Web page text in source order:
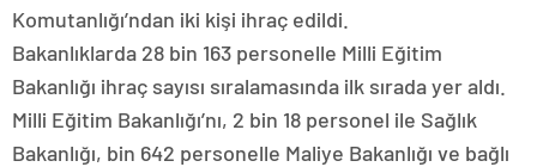
Komutanlığı’ndan iki kişi ihraç edildi.
Bakanlıklarda 28 bin 163 personelle Milli Eğitim
Bakanlığı ihraç sayısı sıralamasında ilk sırada yer aldı.
Milli Eğitim Bakanlığı’nı, 2 bin 18 personel ile Sağlık
Bakanlığı, bin 642 personelle Maliye Bakanlığı ve bağlı